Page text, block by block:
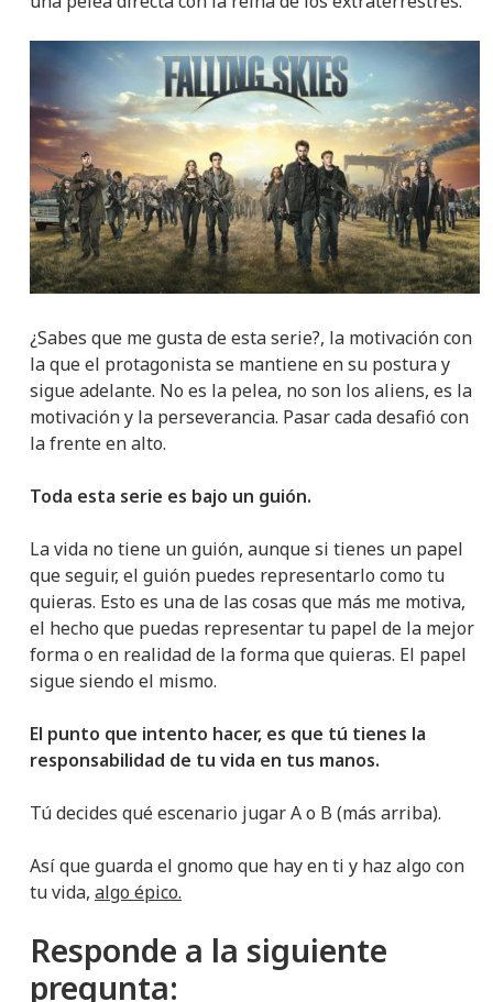
¿Sabes que me gusta de esta serie?, la motivación con
la que el protagonista se mantiene en su postura y
sigue adelante. No es la pelea, no son los aliens, es la
motivación y la perseverancia. Pasar cada desafió con
la frente en alto.
Toda esta serie es bajo un guión.
La vida no tiene un guión, aunque si tienes un papel
que seguir, el guión puedes representarlo como tu
quieras. Esto es una de las cosas que más me motiva,
el hecho que puedas representar tu papel de la mejor
forma o en realidad de la forma que quieras. El papel
sigue siendo el mismo.
El punto que intento hacer, es que tú tienes la
responsabilidad de tu vida en tus manos.
Tú decides qué escenario jugar A o B (más arriba).
Así que guarda el gnomo que hay en ti y haz algo con
tu vida, algo épico.
Responde a la siguiente
pregunta: